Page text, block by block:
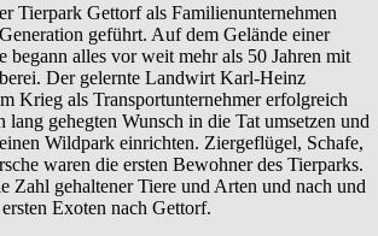
Tierpark Gettorf als Familienunternehmen
geführt. Auf dem Gelände einer
begann alles vor weit mehr als 50 Jahren mit
Der gelernte Landwirt Karl-Heinz
Krieg als Transportunternehmer erfolgreich
lang gehegten Wunsch in die Tat umsetzen und
Wildpark einrichten. Ziergeflügel, Schafe,
waren die ersten Bewohner des Tierparks.
Zahl gehaltener Tiere und Arten und nach und
Exoten nach Gettorf.